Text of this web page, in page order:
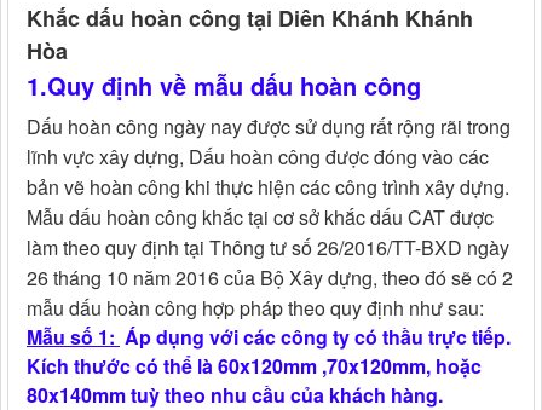
Khắc dấu hoàn công tại Diên Khánh Khánh
Hòa
1.Quy định về mẫu dấu hoàn công
Dấu hoàn công ngày nay được sử dụng rất rộng rãi trong
lĩnh vực xây dựng, Dấu hoàn công được đóng vào các
bản vẽ hoàn công khi thực hiện các công trình xây dựng.
Mẫu dấu hoàn công khắc tại cơ sở khắc dấu CAT được
làm theo quy định tại Thông tư số 26/2016/TT-BXD ngày
26 tháng 10 năm 2016 của Bộ Xây dựng, theo đó sẽ có 2
mẫu dấu hoàn công hợp pháp theo quy định như sau:
Mẫu số 1: Áp dụng với các công ty có thầu trực tiếp.
Kích thước có thể là 60x120mm ,70x120mm, hoặc
80x140mm tuỳ theo nhu cầu của khách hàng.